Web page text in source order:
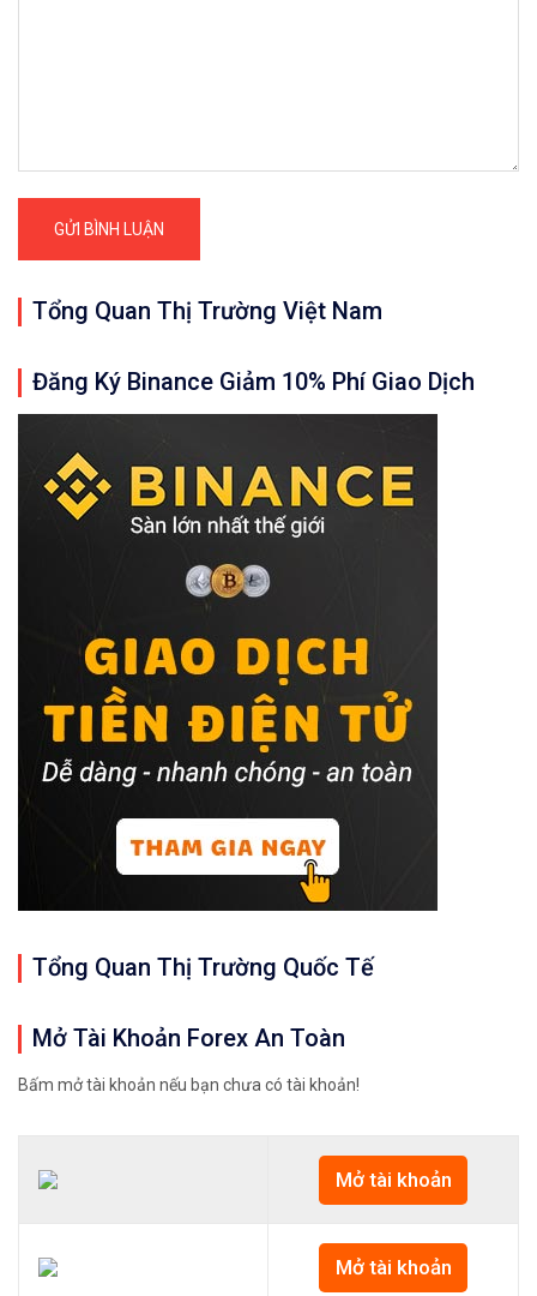
Tổng Quan Thị Trường Việt Nam
Đăng Ký Binance Giảm 10% Phí Giao Dịch
Tổng Quan Thị Trường Quốc Tế
Mở Tài Khoản Forex An Toàn
Bấm mở tài khoản nếu bạn chưa có tài khoản!
Mở tài khoản
Mở tài khoản